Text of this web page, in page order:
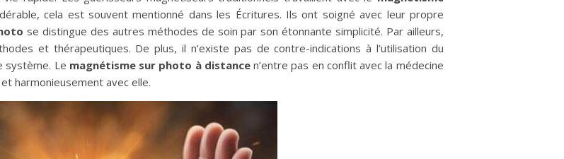
cela est souvent mentionné dans les Écritures. Ils ont soigné avec leur propre
se distingue des autres méthodes de soin par son étonnante simplicité. Par ailleurs,
et thérapeutiques. De plus, il n’existe pas de contre-indications à l’utilisation du
système. Le magnétisme sur photo à distancen’entre pas en conflit avec la médecine
harmonieusement avec elle.